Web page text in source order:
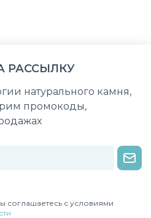
РАССЫЛКУ
натурального камня,
промокоды,
соглашаетесь с условиями